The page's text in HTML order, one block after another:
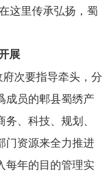
这里传承弘扬，蜀
展
次要指导牵头，分
成员的郫县蜀绣产
、科技、规划、
门资源来全力推进
每年的目的管理实